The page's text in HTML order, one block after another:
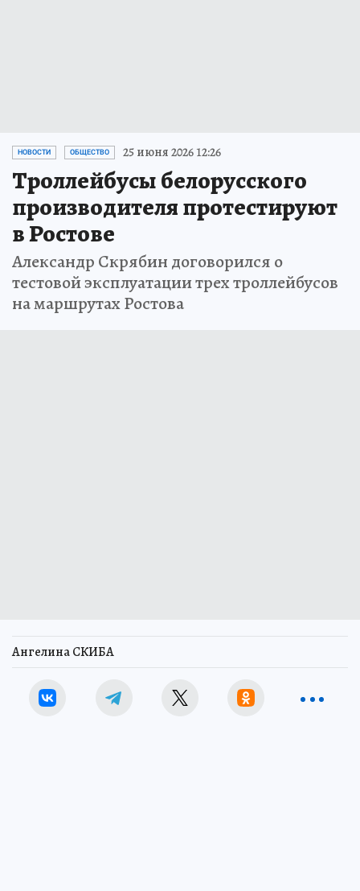
НОВОСТИ ОБЩЕСТВО 25 июня 2026 12:26
Троллейбусы белорусского
производителя протестируют
в Ростове
Александр Скрябин договорился о
тестовой эксплуатации трех троллейбусов
на маршрутах Ростова
Ангелина СКИБА